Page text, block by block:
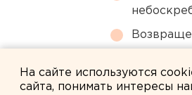
На сайте используются
сайта, понимать интересы